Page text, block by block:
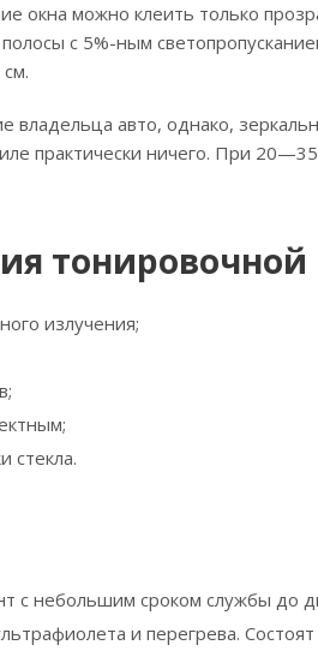
окна можно клеить только
с 5%-ным
владельца авто, однако,
практически ничего. При
тонировочной
излучения;
стекла.
небольшим сроком службы до
и перегрева.